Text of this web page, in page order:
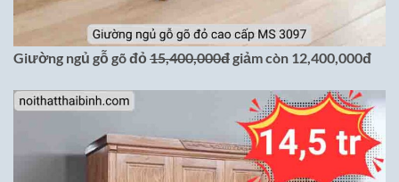
Giường ngủ gỗ gõ đỏ 15,400,000đgiảm còn 12,400,000đ